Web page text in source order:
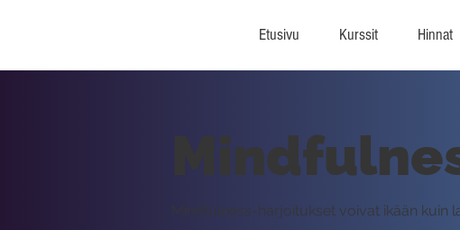
Etusivu Kurssit Hinnat
Mindfulness-harjoitukset voivat ikään kuin